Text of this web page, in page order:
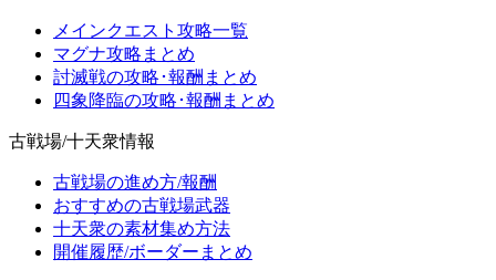
メインクエスト攻略一覧
マグナ攻略まとめ
討滅戦の攻略･報酬まとめ
四象降臨の攻略･報酬まとめ
古戦場/十天衆情報
古戦場の進め方/報酬
おすすめの古戦場武器
十天衆の素材集め方法
開催履歴/ボーダーまとめ